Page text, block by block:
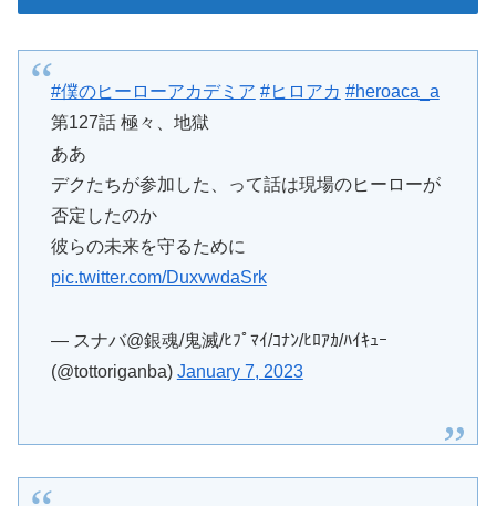
#僕のヒーローアカデミア #ヒロアカ #heroaca_a
第127話 極々、地獄
ああ
デクたちが参加した、って話は現場のヒーローが
否定したのか
彼らの未来を守るために
pic.twitter.com/DuxvwdaSrk
— スナバ@銀魂/鬼滅/ﾋﾌﾟﾏｲ/ｺﾅﾝ/ﾋﾛｱｶ/ﾊｲｷｭｰ
(@tottoriganba) January 7, 2023